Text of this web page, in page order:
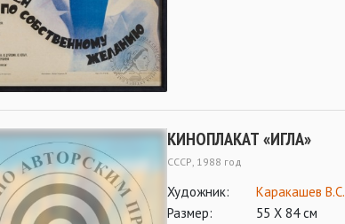
КИНОПЛАКАТ «ИГЛА»
СССР, 1988 год
Художник:
Каракашев В.С.
Размер:
55 Х 84 см